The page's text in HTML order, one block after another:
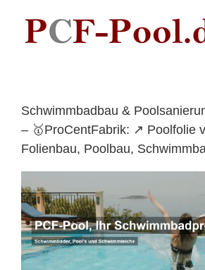
content
Schwimmbadbau &
– 🥇ProCentFabrik: ↗️ Poolfolie
Folienbau, Poolbau,